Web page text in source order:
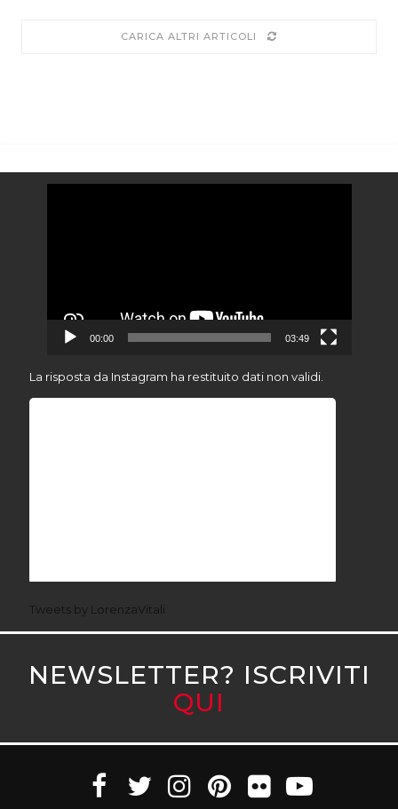
CARICA ALTRI ARTICOLI
00:00 03:49
La risposta da Instagram ha restituito dati non validi.
Tweets by LorenzaVitali
NEWSLETTER? ISCRIVITI
QUI